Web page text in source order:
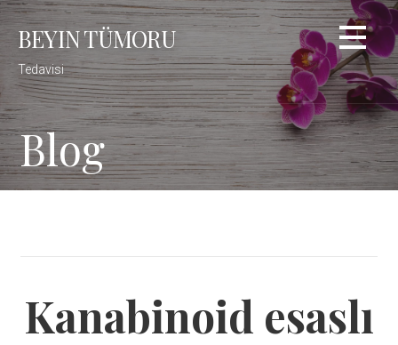
Skip
BEYIN TÜMORU
Tedavisi
Blog
Kanabinoid esaslı